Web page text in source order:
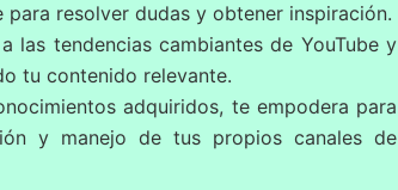
resolver dudas y obtener inspiración.
las tendencias cambiantes de YouTube y
tu contenido relevante.
adquiridos, te empodera para
y manejo de tus propios canales de